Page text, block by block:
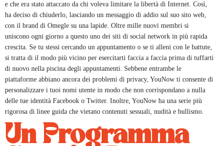
e che era stato attaccato da chi voleva limitare la libertà di Internet. Così,
ha deciso di chiuderlo, lasciando un messaggio di addio sul suo sito web,
con il brand di Omegle su una lapide. Oltre mille nuovi membri si
uniscono ogni giorno a questo uno dei siti di social network in più rapida
crescita. Se tu stessi cercando un appuntamento o se ti alleni con le battute,
si tratta di il modo più vicino per esercitarti faccia a faccia prima di tuffarti
di nuovo nella piscina degli appuntamenti. Sebbene entrambe le
piattaforme abbiano ancora dei problemi di privacy, YouNow ti consente di
personalizzare i tuoi nomi utente in modo che non corrispondano a nulla
delle tue identità Facebook o Twitter. Inoltre, YouNow ha una serie più
rigorosa di linee guida che vietano contenuti sessuali, nudità e bullismo.
Un Programma